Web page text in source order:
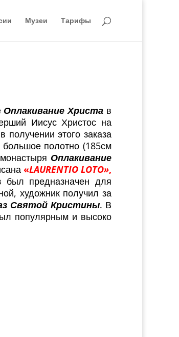
Музеи Тарифы
Оплакивание Христа в
Иисус Христос на
этого заказа
полотно (185см
Оплакивание
«LAURENTIO LOTO»,
был предназначен для
художник получил за
Святой Кристины. В
популярным и высоко